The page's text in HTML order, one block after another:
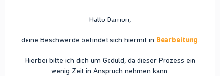
Hallo Damon,
deine Beschwerde befindet sich hiermit in Bearbeitung.
Hierbei bitte ich dich um Geduld, da dieser Prozess ein
wenig Zeit in Anspruch nehmen kann.